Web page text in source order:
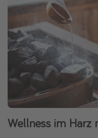
Wellness im Harz